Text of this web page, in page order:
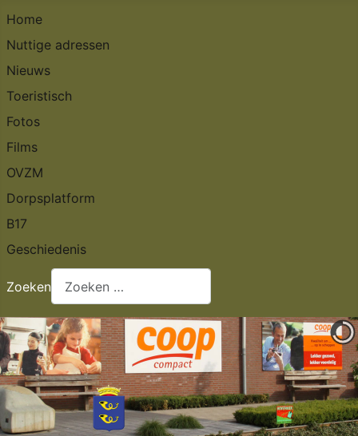
Home
Nuttige adressen
Nieuws
Toeristisch
Fotos
Films
OVZM
Dorpsplatform
B17
Geschiedenis
Zoeken